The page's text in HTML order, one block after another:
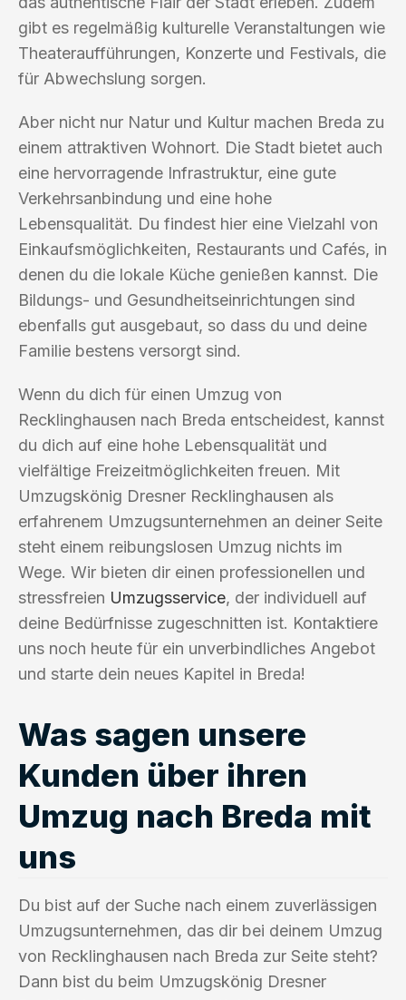
gibt es regelmäßig kulturelle Veranstaltungen wie
Theateraufführungen, Konzerte und Festivals, die
für Abwechslung sorgen.
Aber nicht nur Natur und Kultur machen Breda zu
einem attraktiven Wohnort. Die Stadt bietet auch
eine hervorragende Infrastruktur, eine gute
Verkehrsanbindung und eine hohe
Lebensqualität. Du findest hier eine Vielzahl von
Einkaufsmöglichkeiten, Restaurants und Cafés, in
denen du die lokale Küche genießen kannst. Die
Bildungs- und Gesundheitseinrichtungen sind
ebenfalls gut ausgebaut, so dass du und deine
Familie bestens versorgt sind.
Wenn du dich für einen Umzug von
Recklinghausen nach Breda entscheidest, kannst
du dich auf eine hohe Lebensqualität und
vielfältige Freizeitmöglichkeiten freuen. Mit
Umzugskönig Dresner Recklinghausen als
erfahrenem Umzugsunternehmen an deiner Seite
steht einem reibungslosen Umzug nichts im
Wege. Wir bieten dir einen professionellen und
stressfreien Umzugsservice, der individuell auf
deine Bedürfnisse zugeschnitten ist. Kontaktiere
uns noch heute für ein unverbindliches Angebot
und starte dein neues Kapitel in Breda!
Was sagen unsere
Kunden über ihren
Umzug nach Breda mit
uns
Du bist auf der Suche nach einem zuverlässigen
Umzugsunternehmen, das dir bei deinem Umzug
von Recklinghausen nach Breda zur Seite steht?
Dann bist du beim Umzugskönig Dresner